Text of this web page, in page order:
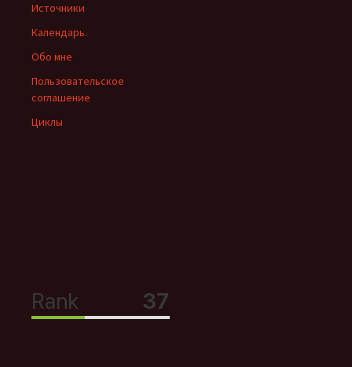
Источники
Календарь.
Обо мне
Пользовательское
соглашение
Циклы